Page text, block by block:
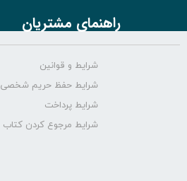
راهنمای مشتریان
شرایط و قوانین
شرایط حفظ حریم شخصی
شرایط پرداخت
شرایط مرجوع کردن کتاب